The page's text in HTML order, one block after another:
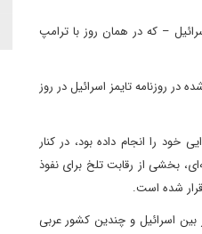
– که در همان روز با ترامپ
در روزنامه تایمز اسرائیل در روز
را انجام داده بود، در کنار
بخشی از رقابت تلخ برای نفوذ
شده است.
بین اسرائیل و چندین کشور عربی